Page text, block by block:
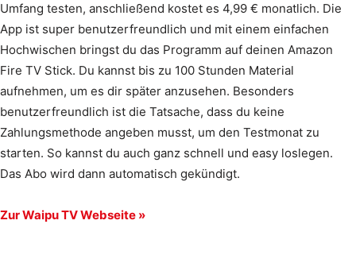
Umfang testen, anschließend kostet es 4,99 € monatlich. Die
App ist super benutzerfreundlich und mit einem einfachen
Hochwischen bringst du das Programm auf deinen Amazon
Fire TV Stick. Du kannst bis zu 100 Stunden Material
aufnehmen, um es dir später anzusehen. Besonders
benutzerfreundlich ist die Tatsache, dass du keine
Zahlungsmethode angeben musst, um den Testmonat zu
starten. So kannst du auch ganz schnell und easy loslegen.
Das Abo wird dann automatisch gekündigt.
Zur Waipu TV Webseite »